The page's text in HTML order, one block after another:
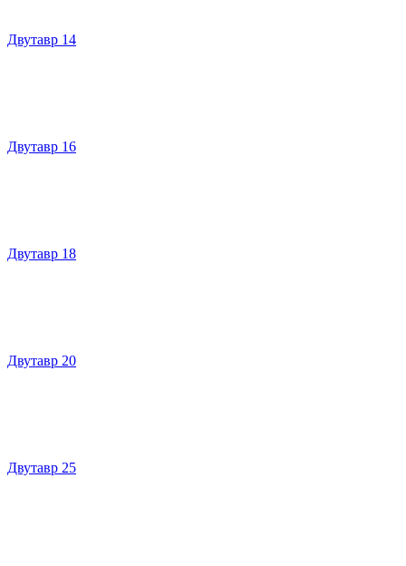
Двутавр 14
Двутавр 16
Двутавр 18
Двутавр 20
Двутавр 25